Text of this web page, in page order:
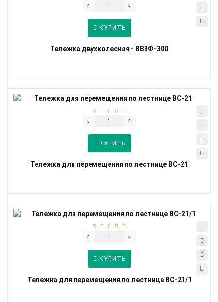
КУПИТЬ
Тележка двухколесная - ВВ3Ф-300
КУПИТЬ
Тележка для перемещения по лестнице ВС-21
КУПИТЬ
Тележка для перемещения по лестнице ВС-21/1